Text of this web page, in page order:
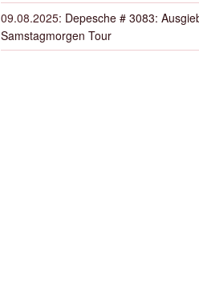
09.08.2025: Depesche # 3083:
Samstagmorgen Tour